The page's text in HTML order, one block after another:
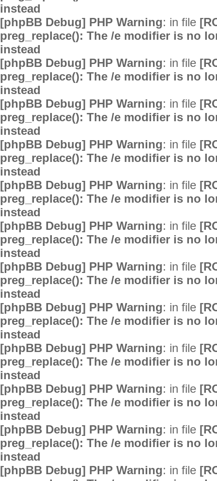
instead
[phpBB Debug] PHP Warning: in file
preg_replace(): The /e modifier is no
instead
[phpBB Debug] PHP Warning: in file
preg_replace(): The /e modifier is no
instead
[phpBB Debug] PHP Warning: in file
preg_replace(): The /e modifier is no
instead
[phpBB Debug] PHP Warning: in file
preg_replace(): The /e modifier is no
instead
[phpBB Debug] PHP Warning: in file
preg_replace(): The /e modifier is no
instead
[phpBB Debug] PHP Warning: in file
preg_replace(): The /e modifier is no
instead
[phpBB Debug] PHP Warning: in file
preg_replace(): The /e modifier is no
instead
[phpBB Debug] PHP Warning: in file
preg_replace(): The /e modifier is no
instead
[phpBB Debug] PHP Warning: in file
preg_replace(): The /e modifier is no
instead
[phpBB Debug] PHP Warning: in file
preg_replace(): The /e modifier is no
instead
[phpBB Debug] PHP Warning: in file
preg_replace(): The /e modifier is no
instead
[phpBB Debug] PHP Warning: in file